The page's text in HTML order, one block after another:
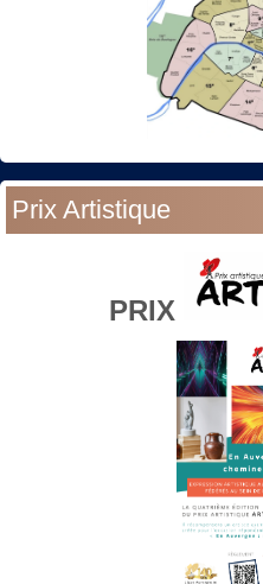
Prix Artistique
PRIX